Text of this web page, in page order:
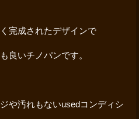
完成されたデザインで
良いチノパンです。
や汚れもないusedコンディシ